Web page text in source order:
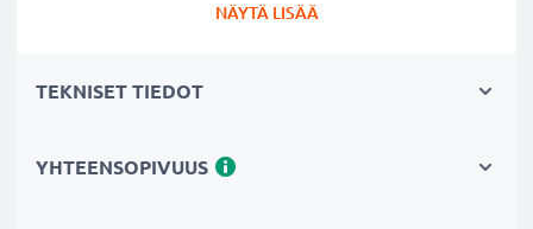
✔ 100% yhteensopiva Ø 72mm kameraan
✔ Sopii objektiiveihin: zoomobjektiivi, teleobjektiivi,
NÄYTÄ LISÄÄ
TEKNISET TIEDOT
YHTEENSOPIVUUS